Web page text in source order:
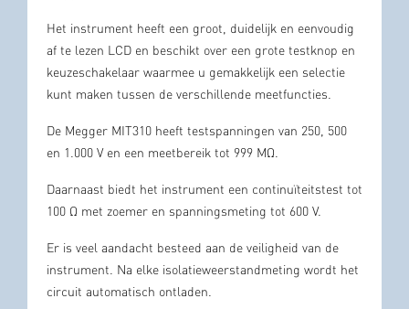
Het instrument heeft een groot, duidelijk en eenvoudig
af te lezen LCD en beschikt over een grote testknop en
keuzeschakelaar waarmee u gemakkelijk een selectie
kunt maken tussen de verschillende meetfuncties.
De Megger MIT310 heeft testspanningen van 250, 500
en 1.000 V en een meetbereik tot 999 MΩ.
Daarnaast biedt het instrument een continuïteitstest tot
100 Ω met zoemer en spanningsmeting tot 600 V.
Er is veel aandacht besteed aan de veiligheid van de
instrument. Na elke isolatieweerstandmeting wordt het
circuit automatisch ontladen.